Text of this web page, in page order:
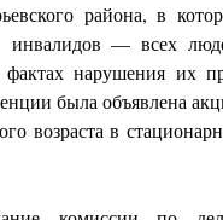
района, в
инвалидов — всех
нарушения их
была объявлена
возраста в